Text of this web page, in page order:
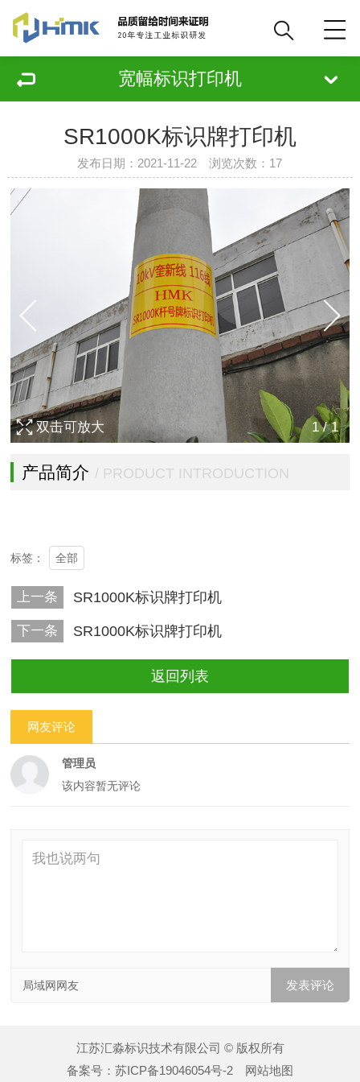
宽幅标识打印机
SR1000K标识牌打印机
发布日期：2021-11-22 浏览次数： 17
1/1
双击可放大
产品简介 / PRODUCT INTRODUCTION
标签： 全部
上一条 SR1000K标识牌打印机
下一条 SR1000K标识牌打印机
返回列表
网友评论
管理员
该内容暂无评论
局域网网友
江苏汇淼标识技术有限公司 © 版权所有
备案号： 苏ICP备19046054号-2 网站地图